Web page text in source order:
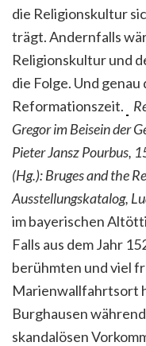
die Religionskultur
trägt. Andernfalls
Religionskultur und
die Folge. Und
Reformationszeit.
Gregor im Beisein der
Pieter Jansz Pourbus,
(Hg.): Bruges and the
Ausstellungskatalog,
im bayerischen
Falls aus dem Jahr
berühmten und viel
Marienwallfahrtsort
Burghausen
skandalösen